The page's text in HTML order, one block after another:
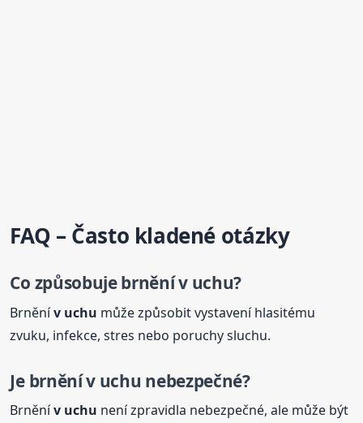
FAQ – Často kladené otázky
Co způsobuje brněnív uchu?
Brněnív uchu může způsobit vystavení hlasitému
zvuku, infekce, stres nebo poruchy sluchu.
Je brněnív uchu nebezpečné?
Brněnív uchu není zpravidla nebezpečné, ale může být